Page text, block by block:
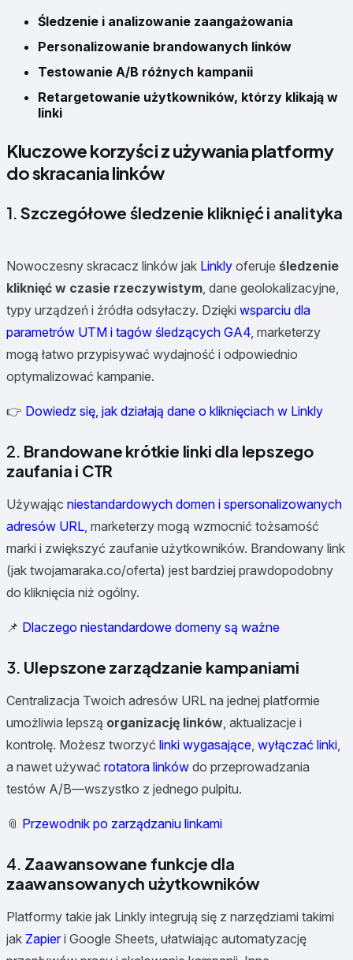
Śledzenie i analizowanie zaangażowania
Personalizowanie brandowanych linków
Testowanie A/B różnych kampanii
Retargetowanie użytkowników, którzy klikają w
linki
Kluczowe korzyści z używania platformy
do skracania linków
1.Szczegółowe śledzenie kliknięć i analityka
Nowoczesny skracacz linków jak Linkly oferuje śledzenie
kliknięć w czasie rzeczywistym, dane geolokalizacyjne,
typy urządzeń i źródła odsyłaczy. Dzięki wsparciu dla
parametrów UTM i tagów śledzących GA4, marketerzy
mogą łatwo przypisywać wydajność i odpowiednio
optymalizować kampanie.
👉 Dowiedz się, jak działają dane o kliknięciach w Linkly
2. Brandowane krótkie linki dla lepszego
zaufania i CTR
Używając niestandardowych domen i spersonalizowanych
adresów URL, marketerzy mogą wzmocnić tożsamość
marki i zwiększyć zaufanie użytkowników. Brandowany link
(jak twojamaraka.co/oferta) jest bardziej prawdopodobny
do kliknięcia niż ogólny.
📌 Dlaczego niestandardowe domeny są ważne
3. Ulepszone zarządzanie kampaniami
Centralizacja Twoich adresów URL na jednej platformie
umożliwia lepszą organizację linków, aktualizacje i
kontrolę. Możesz tworzyć linki wygasające, wyłączać linki,
a nawet używać rotatora linków do przeprowadzania
testów A/B—wszystko z jednego pulpitu.
📎 Przewodnik po zarządzaniu linkami
4. Zaawansowane funkcje dla
zaawansowanych użytkowników
Platformy takie jak Linkly integrują się z narzędziami takimi
jak Zapier i Google Sheets, ułatwiając automatyzację